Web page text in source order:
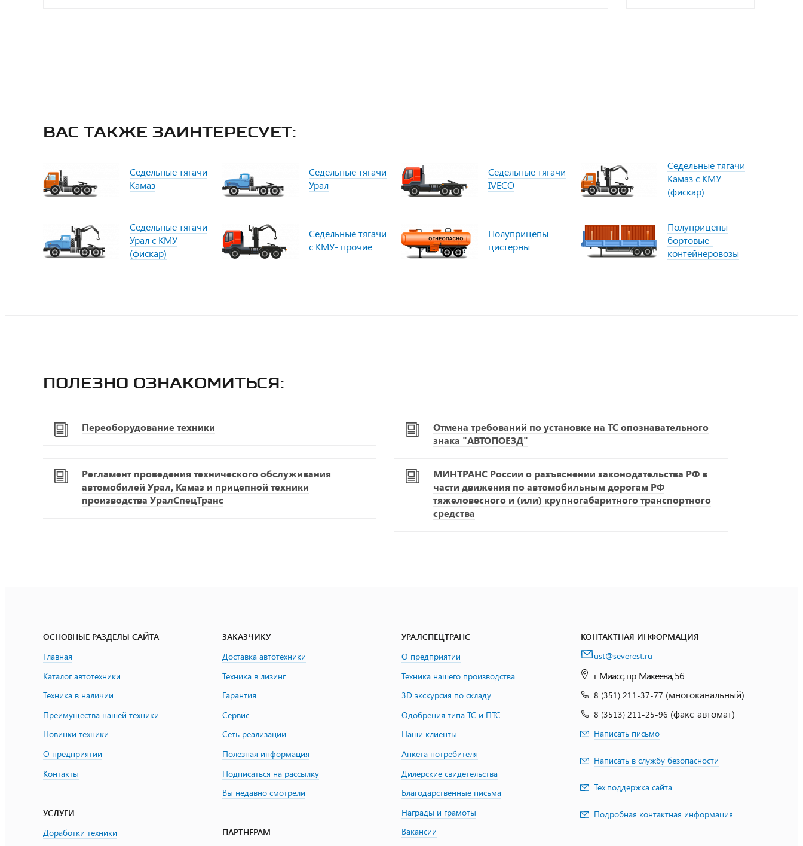
Вас также заинтересует:
Седельные тягачи
Камаз
Седельные тягачи
Урал
Седельные тягачи
IVECO
Седельные тягачи
Камаз с КМУ
(фискар)
Седельные тягачи
Урал с КМУ
(фискар)
Седельные тягачи
с КМУ- прочие
Полуприцепы
цистерны
Полуприцепы
бортовые-
контейнеровозы
Полезно ознакомиться:
Переоборудование техники
Отмена требований по установке на ТС опознавательного
знака "АВТОПОЕЗД"
Регламент проведения технического обслуживания
автомобилей Урал, Камаз и прицепной техники
производства УралСпецТранс
МИНТРАНС России о разъяснении законодательства РФ в
части движения по автомобильным дорогам РФ
тяжеловесного и (или) крупногабаритного транспортного
средства
ОСНОВНЫЕ РАЗДЕЛЫ САЙТА
Главная
Каталог автотехники
Техника в наличии
Преимущества нашей техники
Новинки техники
О предприятии
Контакты
УСЛУГИ
Доработки техники
ЗАКАЗЧИКУ
Доставка автотехники
Техника в лизинг
Гарантия
Сервис
Сеть реализации
Полезная информация
Подписаться на рассылку
Вы недавно смотрели
ПАРТНЕРАМ
УРАЛСПЕЦТРАНС
О предприятии
Техника нашего производства
3D экскурсия по складу
Одобрения типа ТС и ПТС
Наши клиенты
Анкета потребителя
Дилерские свидетельства
Благодарственные письма
Награды и грамоты
Вакансии
КОНТАКТНАЯ ИНФОРМАЦИЯ
ust@severest.ru
г. Миасс, пр. Макеева, 56
8 (351) 211-37-77 (многоканальный)
8 (3513) 211-25-96 (факс-автомат)
Написать письмо
Написать в службу безопасности
Тех.поддержка сайта
Подробная контактная информация